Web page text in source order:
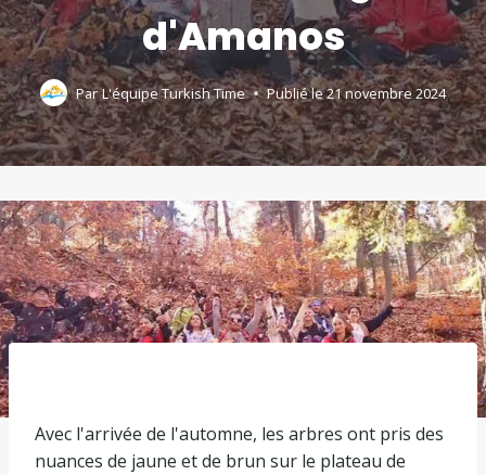
d'Amanos
ParL'équipe Turkish Time Publié le21 novembre 2024
Avec l'arrivée de l'automne, les arbres ont pris des
nuances de jaune et de brun sur le plateau de